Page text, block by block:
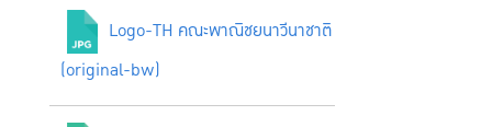
Logo-TH คณะพาณิชยนาวีนาชาติ
(original-bw)